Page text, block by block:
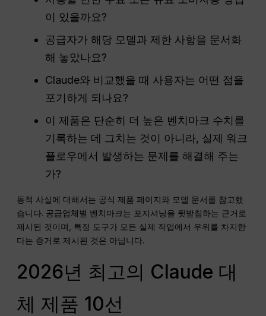
이 있을까요?
공급자가 해당 모델과 제한 사항을 문서화
해 놓았나요?
Claude와 비교했을 때 사용자는 어떤 점을
포기하게 되나요?
이 제품은 단순히 더 높은 벤치마크 수치를
기록하는 데 그치는 것이 아니라, 실제 워크
플로우에서 발생하는 문제를 해결해 주는
가?
동적 사실에 대해서는 공식 제품 페이지와 모델 문서를 참고했
습니다. 공급업체별 벤치마크는 포지셔닝을 뒷받침하는 근거로
제시된 것이며, 특정 도구가 모든 실제 작업에서 우위를 차지한
다는 증거로 제시된 것은 아닙니다.
2026년 최고의 Claude 대
체 제품 10선